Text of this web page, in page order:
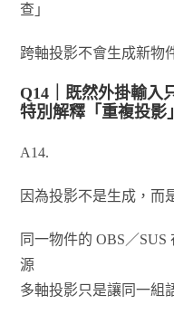
查」
跨軸投影不會生成新物
Q14｜既然外掛輸入
特別解釋「重複投影
A14.
因為投影不是生成，而
同一物件的 OBS／
源
多軸投影只是讓同一組